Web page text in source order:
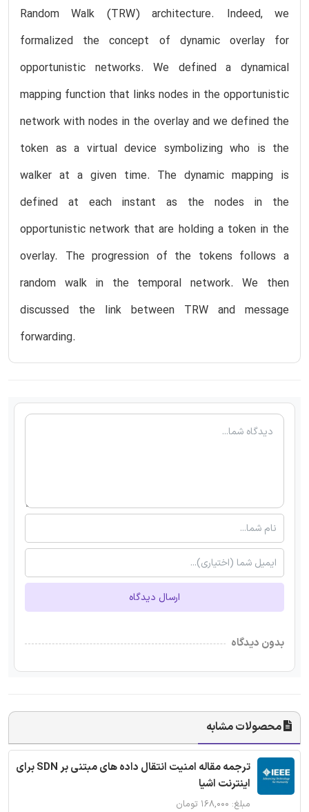
Random Walk (TRW) architecture. Indeed, we
formalized the concept of dynamic overlay for
opportunistic networks. We defined a dynamical
mapping function that links nodes in the opportunistic
network with nodes in the overlay and we defined the
token as a virtual device symbolizing who is the
walker at a given time. The dynamic mapping is
defined at each instant as the nodes in the
opportunistic network that are holding a token in the
overlay. The progression of the tokens follows a
random walk in the temporal network. We then
discussed the link between TRW and message
forwarding.
ارسال دیدگاه
بدون دیدگاه
محصولات مشابه
ترجمه مقاله امنیت انتقال داده های مبتنی بر SDN برای
اینترنت اشیا
مبلغ: ۱۶۸,۰۰۰ تومان